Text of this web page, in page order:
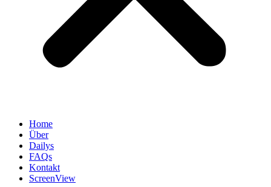
Home
Über
Dailys
FAQs
Kontakt
ScreenView